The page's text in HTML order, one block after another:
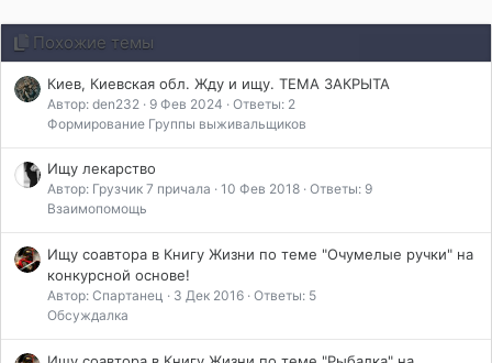
л
и
:
Похожие темы
Киев, Киевская обл. Жду и ищу. ТЕМА ЗАКРЫТА
Автор: den232 9 Фев 2024
Ответы: 2
Формирование Группы выживальщиков
Ищу лекарство
Автор: Грузчик 7 причала 10 Фев 2018 Ответы: 9
Взаимопомощь
Ищу соавтора в Книгу Жизни по теме "Очумелые ручки" на
конкурсной основе!
Автор: Спартанец 3 Дек 2016 Ответы: 5
Обсуждалка